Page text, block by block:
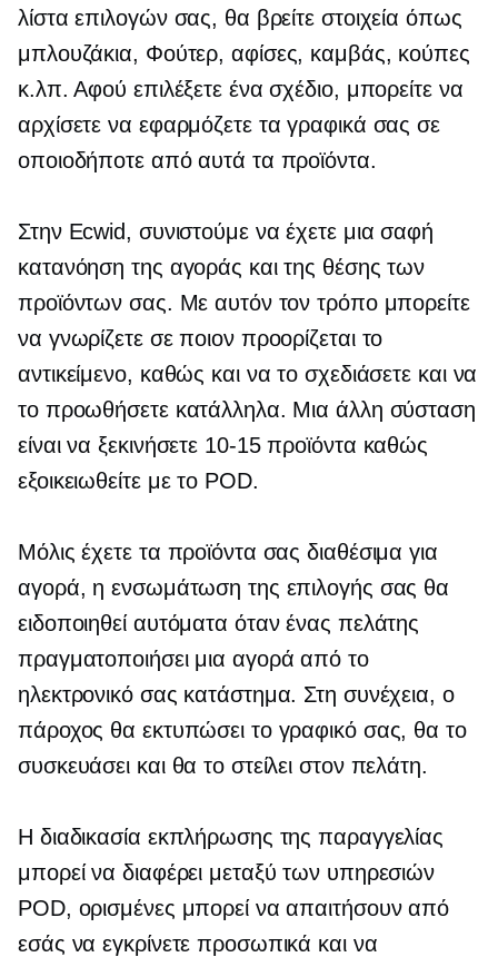
λίστα επιλογών σας, θα βρείτε στοιχεία όπως
μπλουζάκια, Φούτερ, αφίσες, καμβάς, κούπες
κ.λπ. Αφού επιλέξετε ένα σχέδιο, μπορείτε να
αρχίσετε να εφαρμόζετε τα γραφικά σας σε
οποιοδήποτε από αυτά τα προϊόντα.
Στην Ecwid, συνιστούμε να έχετε μια σαφή
κατανόηση της αγοράς και της θέσης των
προϊόντων σας. Με αυτόν τον τρόπο μπορείτε
να γνωρίζετε σε ποιον προορίζεται το
αντικείμενο, καθώς και να το σχεδιάσετε και να
το προωθήσετε κατάλληλα. Μια άλλη σύσταση
είναι να ξεκινήσετε 10-15προϊόντα καθώς
εξοικειωθείτε με το POD.
Μόλις έχετε τα προϊόντα σας διαθέσιμα για
αγορά, η ενσωμάτωση της επιλογής σας θα
ειδοποιηθεί αυτόματα όταν ένας πελάτης
πραγματοποιήσει μια αγορά από το
ηλεκτρονικό σας κατάστημα. Στη συνέχεια, ο
πάροχος θα εκτυπώσει το γραφικό σας, θα το
συσκευάσει και θα το στείλει στον πελάτη.
Η διαδικασία εκπλήρωσης της παραγγελίας
μπορεί να διαφέρει μεταξύ των υπηρεσιών
POD, ορισμένες μπορεί να απαιτήσουν από
εσάς να εγκρίνετε προσωπικά και να